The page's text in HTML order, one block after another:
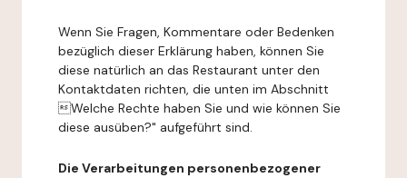
Wenn Sie Fragen, Kommentare oder Bedenken
bezüglich dieser Erklärung haben, können Sie
diese natürlich an das Restaurant unter den
Kontaktdaten richten, die unten im Abschnitt
Welche Rechte haben Sie und wie können Sie
diese ausüben?" aufgeführt sind.
Die Verarbeitungen personenbezogener